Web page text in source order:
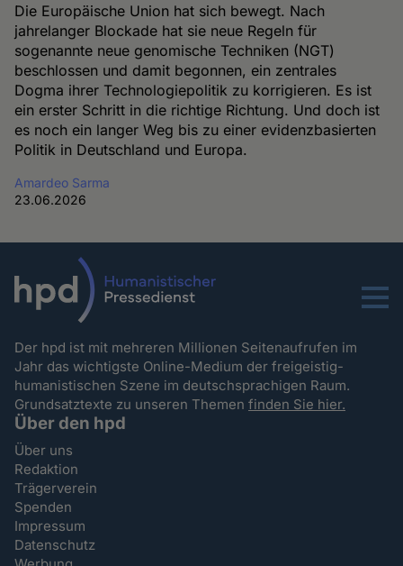
Die Europäische Union hat sich bewegt. Nach
jahrelanger Blockade hat sie neue Regeln für
sogenannte neue genomische Techniken (NGT)
beschlossen und damit begonnen, ein zentrales
Dogma ihrer Technologiepolitik zu korrigieren. Es ist
ein erster Schritt in die richtige Richtung. Und doch ist
es noch ein langer Weg bis zu einer evidenzbasierten
Politik in Deutschland und Europa.
Amardeo Sarma
23.06.2026
Menu
Der hpd ist mit mehreren Millionen Seitenaufrufen im
Jahr das wichtigste Online-Medium der freigeistig-
humanistischen Szene im deutschsprachigen Raum.
Grundsatztexte zu unseren Themenfinden Sie hier.
Über den hpd
Über uns
Redaktion
Trägerverein
Spenden
Impressum
Datenschutz